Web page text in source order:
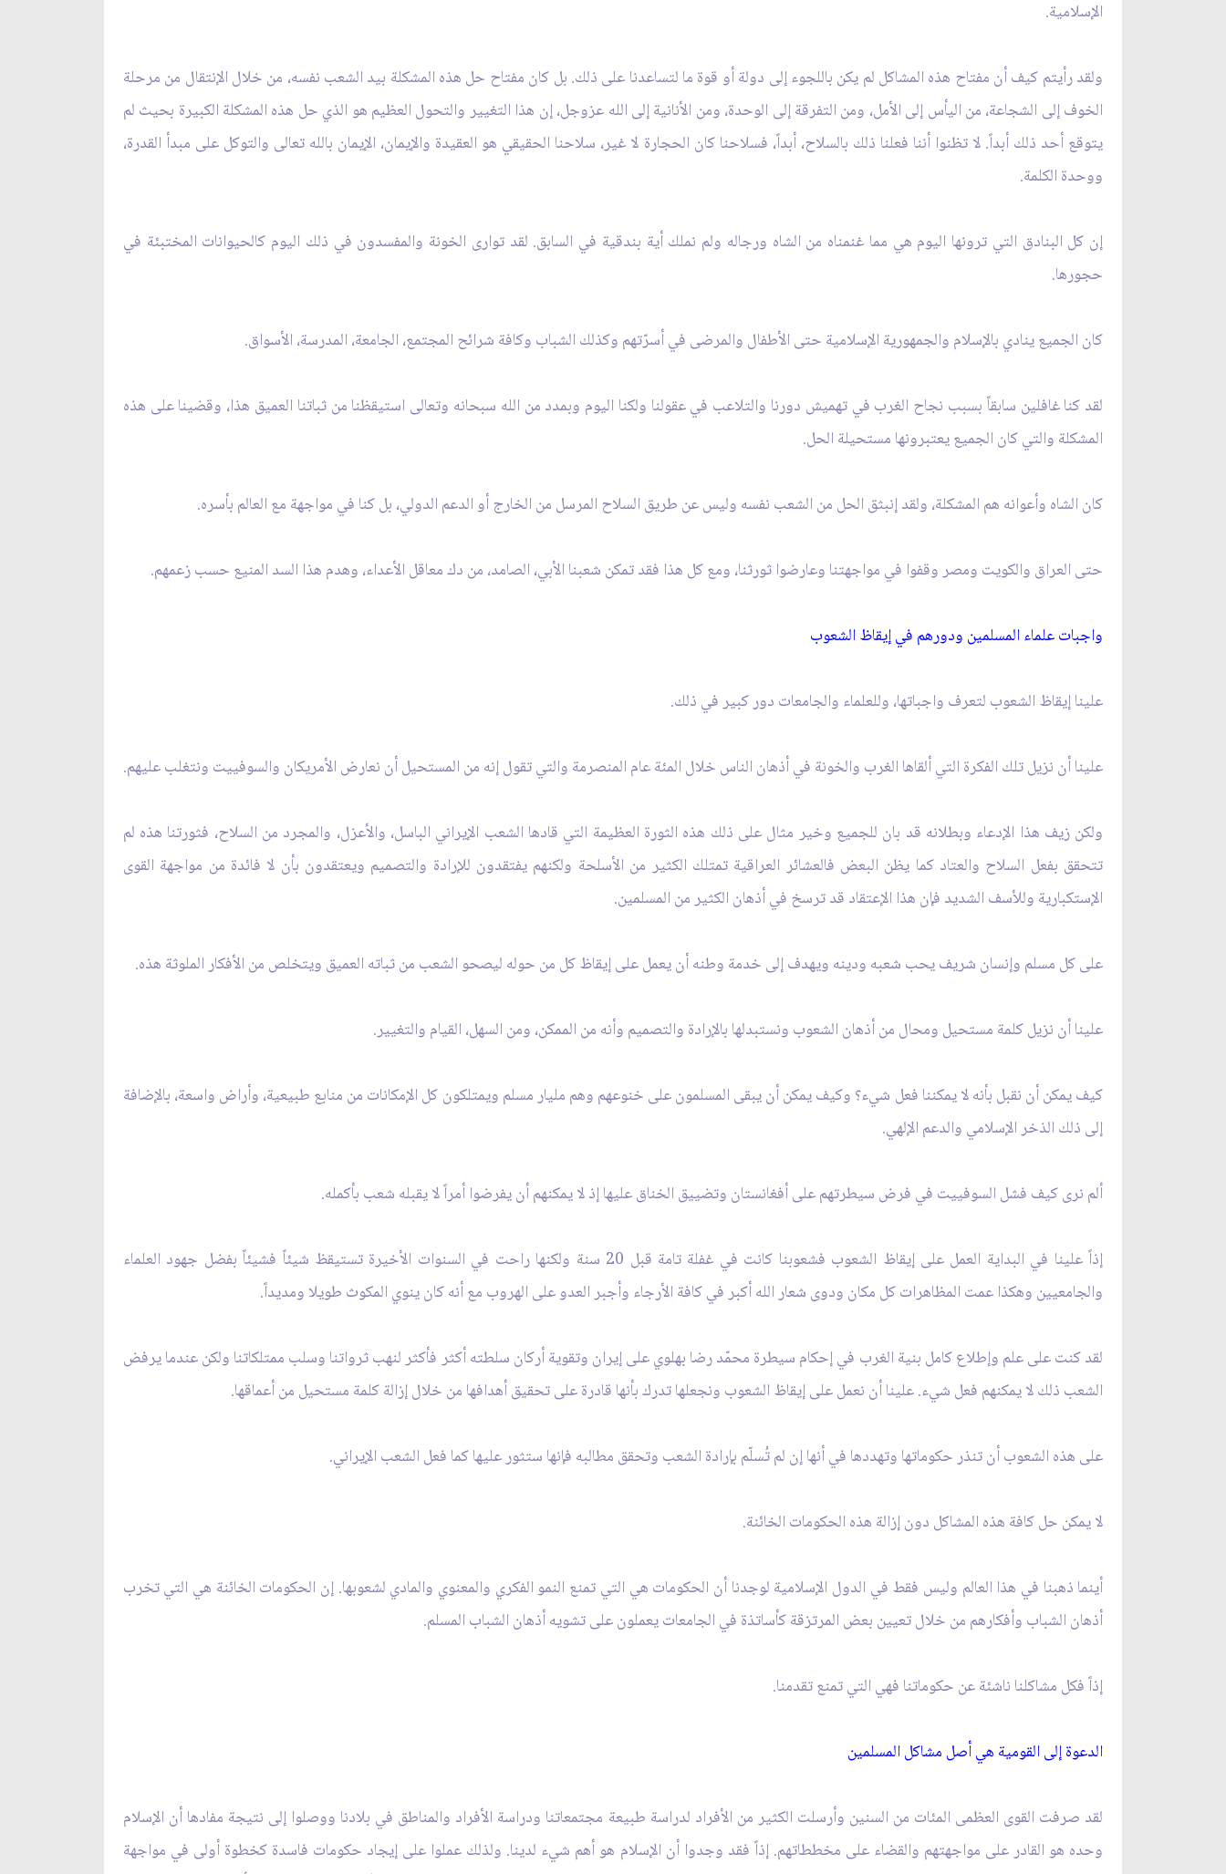
الإسلامية.
ولقد رأيتم كيف أن مفتاح هذه المشاكل لم يكن باللجوء إلى دولة أو قوة ما لتساعدنا على ذلك. بل كان مفتاح حل هذه المشكلة بيد الشعب نفسه، من خلال الإنتقال من مرحلة
الخوف إلى الشجاعة، من اليأس إلى الأمل، ومن التفرقة إلى الوحدة، ومن الأنانية إلى الله عزوجل، إن هذا التغيير والتحول العظيم هو الذي حل هذه المشكلة الكبيرة بحيث لم
يتوقع أحد ذلك أبداً. لا تظنوا أننا فعلنا ذلك بالسلاح، أبداً، فسلاحنا كان الحجارة لا غير، سلاحنا الحقيقي هو العقيدة والإيمان، الإيمان بالله تعالى والتوكل على مبدأ القدرة،
ووحدة الكلمة.
إن كل البنادق التي ترونها اليوم هي مما غنمناه من الشاه ورجاله ولم نملك أية بندقية في السابق. لقد توارى الخونة والمفسدون في ذلك اليوم كالحيوانات المختبئة في
حجورها.
كان الجميع ينادي بالإسلام والجمهورية الإسلامية حتى الأطفال والمرضى في أسرّتهم وكذلك الشباب وكافة شرائح المجتمع، الجامعة، المدرسة، الأسواق.
لقد كنا غافلين سابقاً بسبب نجاح الغرب في تهميش دورنا والتلاعب في عقولنا ولكنا اليوم وبمدد من الله سبحانه وتعالى استيقظنا من ثباتنا العميق هذا، وقضينا على هذه
المشكلة والتي كان الجميع يعتبرونها مستحيلة الحل.
كان الشاه وأعوانه هم المشكلة، ولقد إنبثق الحل من الشعب نفسه وليس عن طريق السلاح المرسل من الخارج أو الدعم الدولي، بل كنا في مواجهة مع العالم بأسره.
حتى العراق والكويت ومصر وقفوا في مواجهتنا وعارضوا ثورثنا، ومع كل هذا فقد تمكن شعبنا الأبي، الصامد، من دك معاقل الأعداء، وهدم هذا السد المنيع حسب زعمهم.
واجبات علماء المسلمين ودورهم في إيقاظ الشعوب‏
علينا إيقاظ الشعوب لتعرف واجباتها، وللعلماء والجامعات دور كبير في ذلك.
علينا أن نزيل تلك الفكرة التي ألقاها الغرب والخونة في أذهان الناس خلال المئة عام المنصرمة والتي تقول إنه من المستحيل أن نعارض الأمريكان والسوفييت ونتغلب عليهم.
ولكن زيف هذا الإدعاء وبطلانه قد بان للجميع وخير مثال على ذلك هذه الثورة العظيمة التي قادها الشعب الإيراني الباسل، والأعزل، والمجرد من السلاح، فثورتنا هذه لم
تتحقق بفعل السلاح والعتاد كما يظن البعض فالعشائر العراقية تمتلك الكثير من الأسلحة ولكنهم يفتقدون للإرادة والتصميم ويعتقدون بأن لا فائدة من مواجهة القوى
الإستكبارية وللأسف الشديد فإن هذا الإعتقاد قد ترسخ في أذهان الكثير من المسلمين.
على كل مسلم وإنسان شريف يحب شعبه ودينه ويهدف إلى خدمة وطنه أن يعمل على إيقاظ كل من حوله ليصحو الشعب من ثباته العميق ويتخلص من الأفكار الملوثة هذه.
علينا أن نزيل كلمة مستحيل ومحال من أذهان الشعوب ونستبدلها بالإرادة والتصميم وأنه من الممكن، ومن السهل، القيام والتغيير.
كيف يمكن أن نقبل بأنه لا يمكننا فعل شي‏ء؟ وكيف يمكن أن يبقى المسلمون على خنوعهم وهم مليار مسلم ويمتلكون كل الإمكانات من منابع طبيعية، وأراض واسعة، بالإضافة
إلى ذلك الذخر الإسلامي والدعم الإلهي.
ألم نرى كيف فشل السوفييت في فرض سيطرتهم على أفغانستان وتضييق الخناق عليها إذ لا يمكنهم أن يفرضوا أمراً لا يقبله شعب بأكمله.
إذاً علينا في البداية العمل على إيقاظ الشعوب فشعوبنا كانت في غفلة تامة قبل 20 سنة ولكنها راحت في السنوات الأخيرة تستيقظ شيئاً فشيئاً بفضل جهود العلماء
والجامعيين وهكذا عمت المظاهرات كل مكان ودوى شعار الله أكبر في كافة الأرجاء وأجبر العدو على الهروب مع أنه كان ينوي المكوث طويلا ومديداً.
لقد كنت على علم وإطلاع كامل بنية الغرب في إحكام سيطرة محمّد رضا بهلوي على إيران وتقوية أركان سلطته أكثر فأكثر لنهب ثرواتنا وسلب ممتلكاتنا ولكن عندما يرفض
الشعب ذلك لا يمكنهم فعل شي‏ء. علينا أن نعمل على إيقاظ الشعوب ونجعلها تدرك بأنها قادرة على تحقيق أهدافها من خلال إزالة كلمة مستحيل من أعماقها.
على هذه الشعوب أن تنذر حكوماتها وتهددها في أنها إن لم تُسلّم بإرادة الشعب وتحقق مطالبه فإنها ستثور عليها كما فعل الشعب الإيراني.
لا يمكن حل كافة هذه المشاكل دون إزالة هذه الحكومات الخائنة.
أينما ذهبنا في هذا العالم وليس فقط في الدول الإسلامية لوجدنا أن الحكومات هي التي تمنع النمو الفكري والمعنوي والمادي لشعوبها. إن الحكومات الخائنة هي التي تخرب
أذهان الشباب وأفكارهم من خلال تعيين بعض المرتزقة كأساتذة في الجامعات يعملون على تشويه أذهان الشباب المسلم.
إذاً فكل مشاكلنا ناشئة عن حكوماتنا فهي التي تمنع تقدمنا.
الدعوة إلى القومية هي أصل مشاكل المسلمين‏
لقد صرفت القوى العظمى المئات من السنين وأرسلت الكثير من الأفراد لدراسة طبيعة مجتمعاتنا ودراسة الأفراد والمناطق في بلادنا ووصلوا إلى نتيجة مفادها أن الإسلام
وحده هو القادر على مواجهتهم والقضاء على مخططاتهم. إذاً فقد وجدوا أن الإسلام هو أهم شي‏ء لدينا. ولذلك عملوا على إيجاد حكومات فاسدة كخطوة أولى في مواجهة